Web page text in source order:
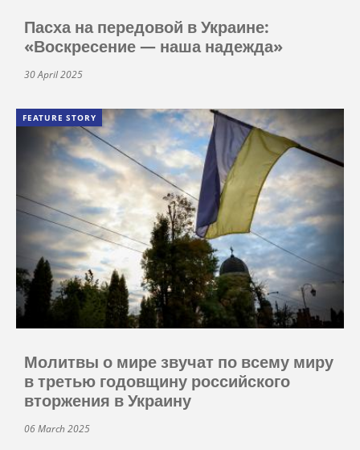
Пасха на передовой в Украине:
«Воскресение — наша надежда»
30 April 2025
FEATURE STORY
Молитвы о мире звучат по всему миру
в третью годовщину российского
вторжения в Украину
06 March 2025